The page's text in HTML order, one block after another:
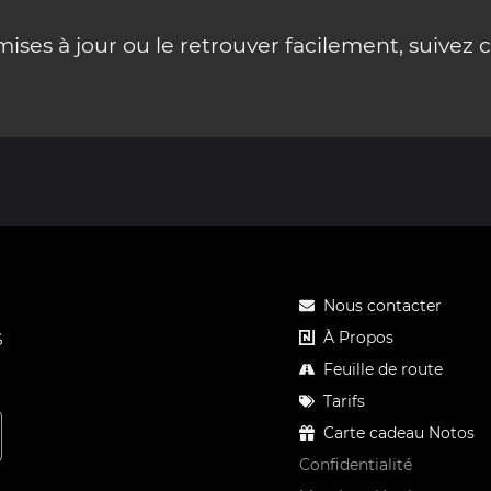
à jour ou le retrouver facilement, suivez
Nous contacter
À Propos
Feuille de route
Tarifs
Carte cadeau Notos
Confidentialité